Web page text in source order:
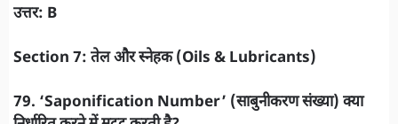
उत्तर: B
Section 7: तेल और स्नेहक (Oils & Lubricants)
79. ‘Saponification Number’ (साबुनीकरण संख्या) क्या